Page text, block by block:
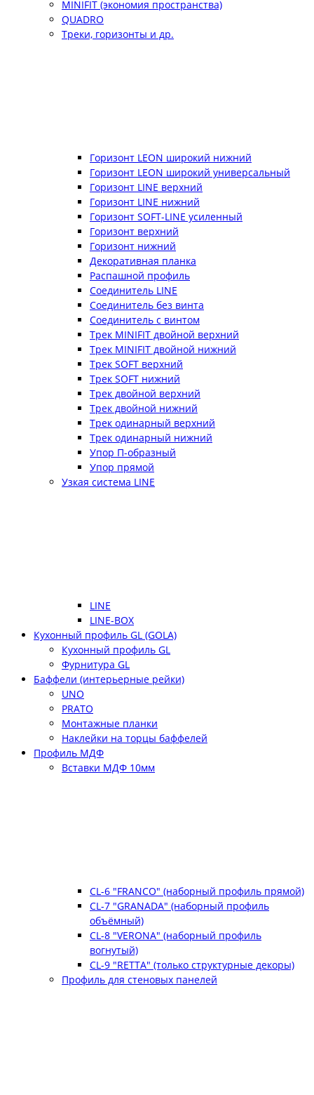
MINIFIT (экономия пространства)
QUADRO
Треки, горизонты и др.
Горизонт LEON широкий нижний
Горизонт LEON широкий универсальный
Горизонт LINE верхний
Горизонт LINE нижний
Горизонт SOFT-LINE усиленный
Горизонт верхний
Горизонт нижний
Декоративная планка
Распашной профиль
Соединитель LINE
Соединитель без винта
Соединитель с винтом
Трек MINIFIT двойной верхний
Трек MINIFIT двойной нижний
Трек SOFT верхний
Трек SOFT нижний
Трек двойной верхний
Трек двойной нижний
Трек одинарный верхний
Трек одинарный нижний
Упор П-образный
Упор прямой
Узкая система LINE
LINE
LINE-BOX
Кухонный профиль GL (GOLA)
Кухонный профиль GL
Фурнитура GL
Баффели (интерьерные рейки)
UNO
PRATO
Монтажные планки
Наклейки на торцы баффелей
Профиль МДФ
Вставки МДФ 10мм
CL-6 "FRANCO" (наборный профиль прямой)
CL-7 "GRANADA" (наборный профиль
объёмный)
CL-8 "VERONA" (наборный профиль
вогнутый)
CL-9 "RETTA" (только структурные декоры)
Профиль для стеновых панелей